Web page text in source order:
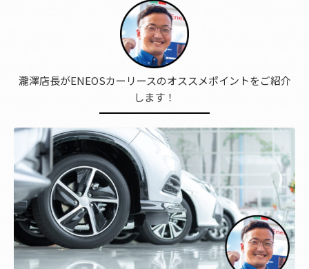
瀧澤店長がENEOSカーリースのオススメポイントをご紹介
します！